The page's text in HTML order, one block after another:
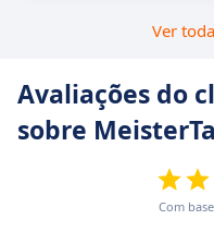
Ver
Avaliações do
sobre
Com